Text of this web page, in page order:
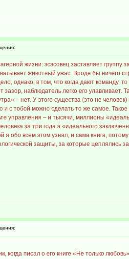
жизни: эсэсовец заставляет
животный ужас. Вроде бы
однако, в том, что когда дают
наблюдатель легко его
– нет. У этого существа (это не
и с тобой можно сделать то же самое.
управления – и тысячи, миллионы
за три года а «идеального
я обо всем этом узнал, и сама книга,
защиты, за которые
писал о его книге «Не только